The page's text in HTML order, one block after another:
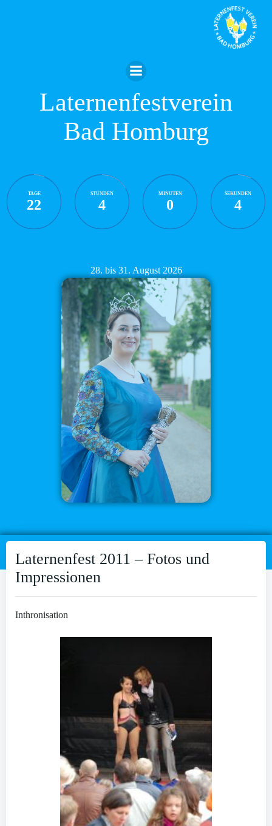
Laternenfestverein
Bad Homburg
TAGE
22
STUNDEN
4
MINUTEN
0
SEKUNDEN
4
28. bis 31. August 2026
Laternenfest 2011 – Fotos und
Impressionen
Inthronisation